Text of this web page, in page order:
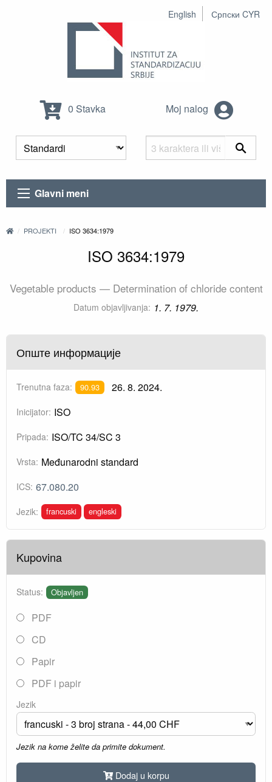
English Српски CYR
0 Stavka Moj nalog
Glavni meni
PROJEKTI ISO 3634:1979
ISO 3634:1979
Vegetable products — Determination of chloride content
Datum objavljivanja: 1. 7. 1979.
Опште информације
Trenutna faza: 90.93 26. 8. 2024.
Inicijator: ISO
Pripada: ISO/TC 34/SC 3
Vrsta: Međunarodni standard
ICS: 67.080.20
Jezik: francuski engleski
Kupovina
Status: Objavljen
PDF
CD
Papir
PDF i papir
Jezik
Jezik na kome želite da primite dokument.
Dodaj u korpu